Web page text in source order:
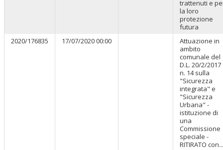
trattenuti e
la loro
protezione
futura
2020/176835
17/07/2020 00:00
Attuazione in
ambito
comunale del
D.L. 20/2/2017
n. 14 sulla
"Sicurezza
integrata" e
"Sicurezza
Urbana" -
istituzione di
una
Commissione
speciale -
RITIRATO con...